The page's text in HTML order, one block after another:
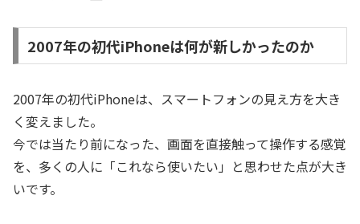
2007年の初代iPhoneは何が新しかったのか
2007年の初代iPhoneは、スマートフォンの見え方を大き
く変えました。
今では当たり前になった、画面を直接触って操作する感覚
を、多くの人に「これなら使いたい」と思わせた点が大き
いです。